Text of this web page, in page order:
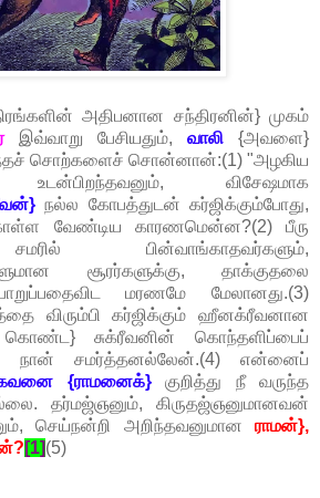
அதிபனான சந்திரனின்} முகம்
இவ்வாறு பேசியதும், வாலி {அவளை}
சொற்களைச் சொன்னான்:(1) "அழகிய
உடன்பிறந்தவனும், விசேஷமாக
நல்ல கோபத்துடன் கர்ஜிக்கும்போது,
வேண்டிய காரணமென்ன?(2) பீரு
பின்வாங்காதவர்களும்,
சூரர்களுக்கு, தாக்குதலை
மரணமே மேலானது.(3)
விரும்பி கர்ஜிக்கும் ஹீனக்ரீவனான
சுக்ரீவனின் கொந்தளிப்பைப்
நான் சமர்த்தனல்லேன்.(4) என்னைப்
{ராமனைக்}குறித்து நீ வருந்த
தர்மஜ்ஞனும், கிருதஜ்ஞனுமானவன்
செய்நன்றி அறிந்தவனுமான ராமன்},
[1](5)